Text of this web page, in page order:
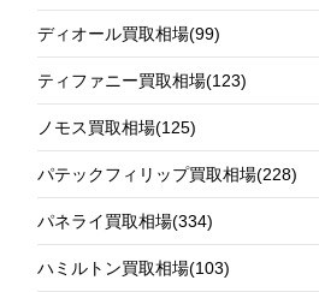
ディオール買取相場(99)
ティファニー買取相場(123)
ノモス買取相場(125)
パテックフィリップ買取相場(228)
パネライ買取相場(334)
ハミルトン買取相場(103)